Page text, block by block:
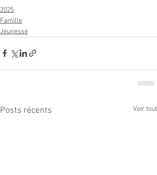
2025
Famille
Jeunesse
Posts récents Voir tout